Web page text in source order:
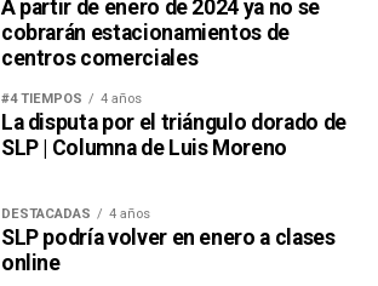
A partir de enero de 2024 ya no se
cobrarán estacionamientos de
centros comerciales
#4 TIEMPOS 4 años
La disputa por el triángulo dorado de
SLP | Columna de Luis Moreno
DESTACADAS 4 años
SLP podría volver en enero a clases
online